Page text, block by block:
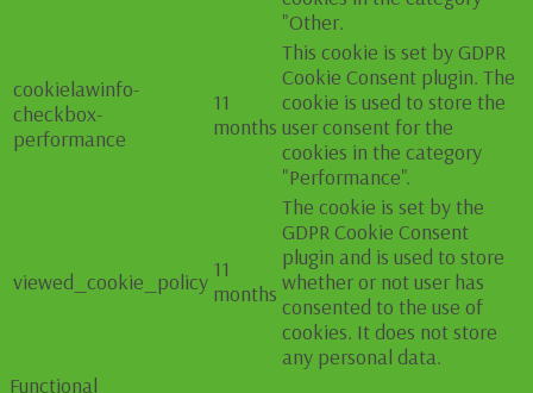
"Other.
cookielawinfo-
checkbox-
performance
11
months
This cookie is set by GDPR
Cookie Consent plugin. The
cookie is used to store the
user consent for the
cookies in the category
"Performance".
viewed_cookie_policy 11
months
The cookie is set by the
GDPR Cookie Consent
plugin and is used to store
whether or not user has
consented to the use of
cookies. It does not store
any personal data.
Functional